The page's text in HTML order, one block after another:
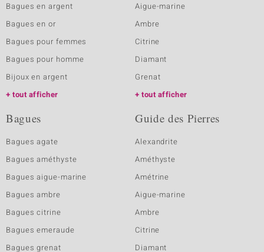
Bagues en argent
Bagues en or
Bagues pour femmes
Bagues pour homme
Bijoux en argent
tout afficher
Aigue-marine
Ambre
Citrine
Diamant
Grenat
tout afficher
Bagues
Bagues agate
Bagues améthyste
Bagues aigue-marine
Bagues ambre
Bagues citrine
Bagues emeraude
Bagues grenat
Guide des Pierres
Alexandrite
Améthyste
Amétrine
Aigue-marine
Ambre
Citrine
Diamant